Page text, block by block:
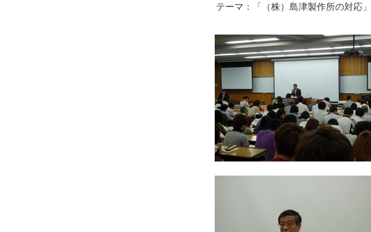
テーマ：「（株）島津製作所の対応」